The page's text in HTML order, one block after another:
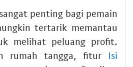
penting bagi pemain
tertarik memantau
melihat peluang profit.
rumah tangga, fitur Isi